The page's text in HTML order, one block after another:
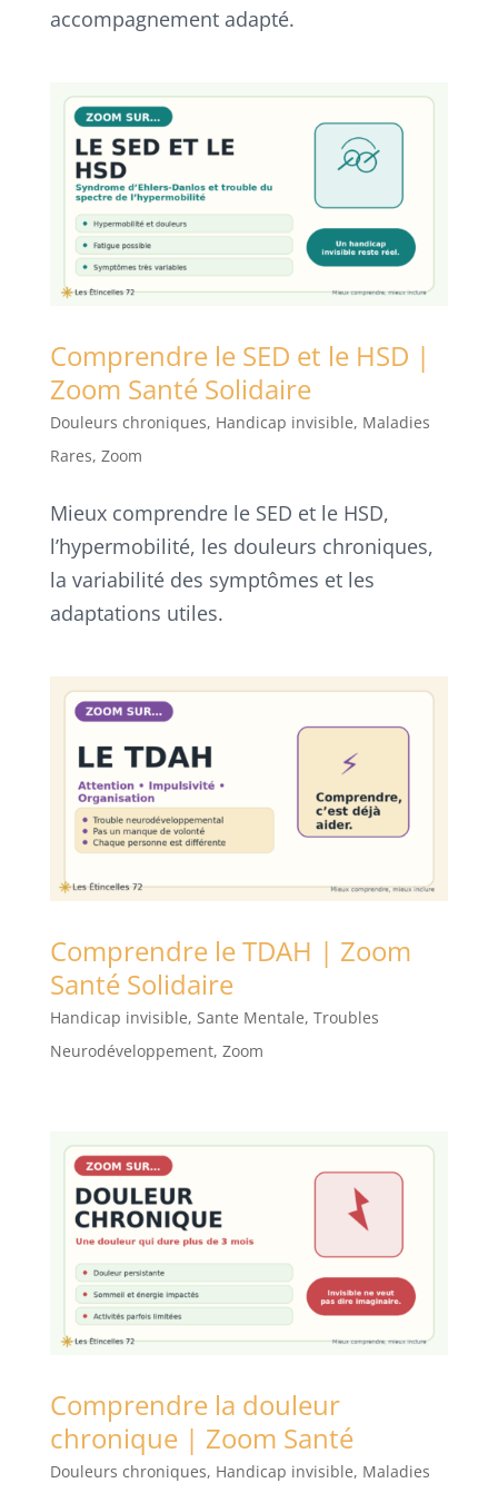
accompagnement adapté.
Comprendre le SED et le HSD |
Zoom Santé Solidaire
Douleurs chroniques, Handicap invisible, Maladies
Rares, Zoom
Mieux comprendre le SED et le HSD,
l’hypermobilité, les douleurs chroniques,
la variabilité des symptômes et les
adaptations utiles.
Comprendre le TDAH | Zoom
Santé Solidaire
Handicap invisible, Sante Mentale, Troubles
Neurodéveloppement, Zoom
Comprendre la douleur
chronique | Zoom Santé
Douleurs chroniques, Handicap invisible, Maladies